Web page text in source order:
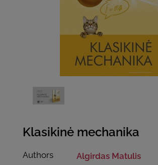
Klasikinė mechanika
Authors
Algirdas Matulis